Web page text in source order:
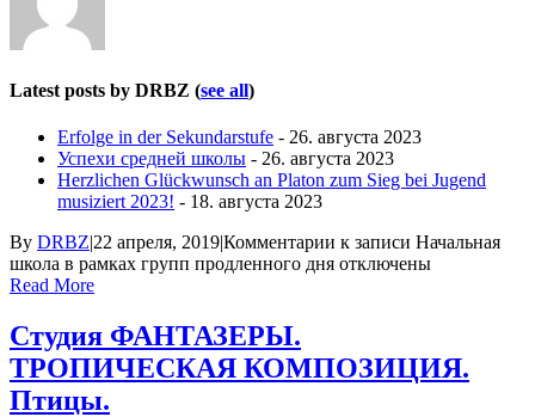
Latest posts by DRBZ (see all)
Erfolge in der Sekundarstufe - 26. августа 2023
Успехи средней школы - 26. августа 2023
Herzlichen Glückwunsch an Platon zum Sieg bei Jugend
musiziert 2023! - 18. августа 2023
By DRBZ|22 апреля, 2019|Комментарии к записи Начальная
школа в рамках групп продленного дня отключены
Read More
Студия ФАНТАЗЕРЫ.
ТРОПИЧЕСКАЯ КОМПОЗИЦИЯ.
Птицы.